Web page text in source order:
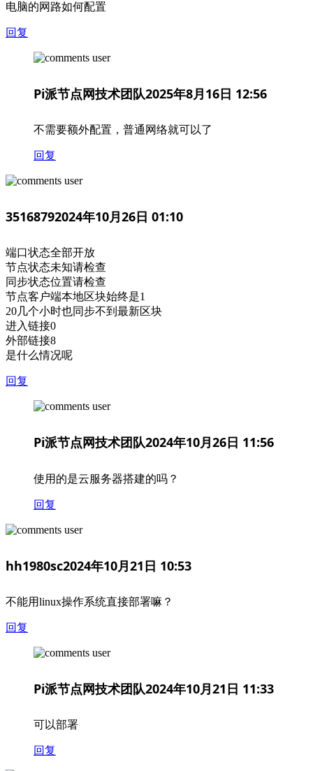
电脑的网路如何配置
回复
Pi派节点网技术团队2025年8月16日 12:56
不需要额外配置，普通网络就可以了
回复
35168792024年10月26日 01:10
端口状态全部开放
节点状态未知请检查
同步状态位置请检查
节点客户端本地区块始终是1
20几个小时也同步不到最新区块
进入链接0
外部链接8
是什么情况呢
回复
Pi派节点网技术团队2024年10月26日 11:56
使用的是云服务器搭建的吗？
回复
hh1980sc2024年10月21日 10:53
不能用linux操作系统直接部署嘛？
回复
Pi派节点网技术团队2024年10月21日 11:33
可以部署
回复